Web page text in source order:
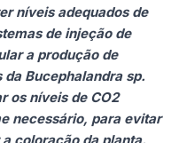
níveis adequados de
de injeção de
a produção de
Bucephalandra sp.
os níveis de CO2
necessário, para evitar